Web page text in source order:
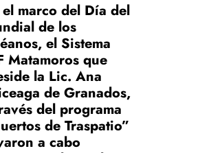
el marco del Día del
de los
el Sistema
Matamoros que
la Lic. Ana
de Granados,
del programa
de Traspatio”
a cabo